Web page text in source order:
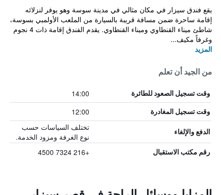
يقع فندق سيزار في مكان مثالي في مدينة سوسة وهو يوفر لنزلائه
إقامة ساحرة ضمن مسافة قريبة بالسيارة من الملعب الأولمبي بسوسة،
شاطئ ميناء القنطاوي وميناء القنطاوي. يقدم الفندق إقامة ذات 4 نجوم
وغرفاً مكيف...
المزيد
من الجيد أن تعلم
وقت تسجيل الصعود للطائرة 14:00
وقت تسجيل المغادرة 12:00
الدفع والإلغاء
تختلف السياسات حسب
نوع الغرفة ومزود الخدمة.
رقم مكتب الاستقبال +216 7324 4500